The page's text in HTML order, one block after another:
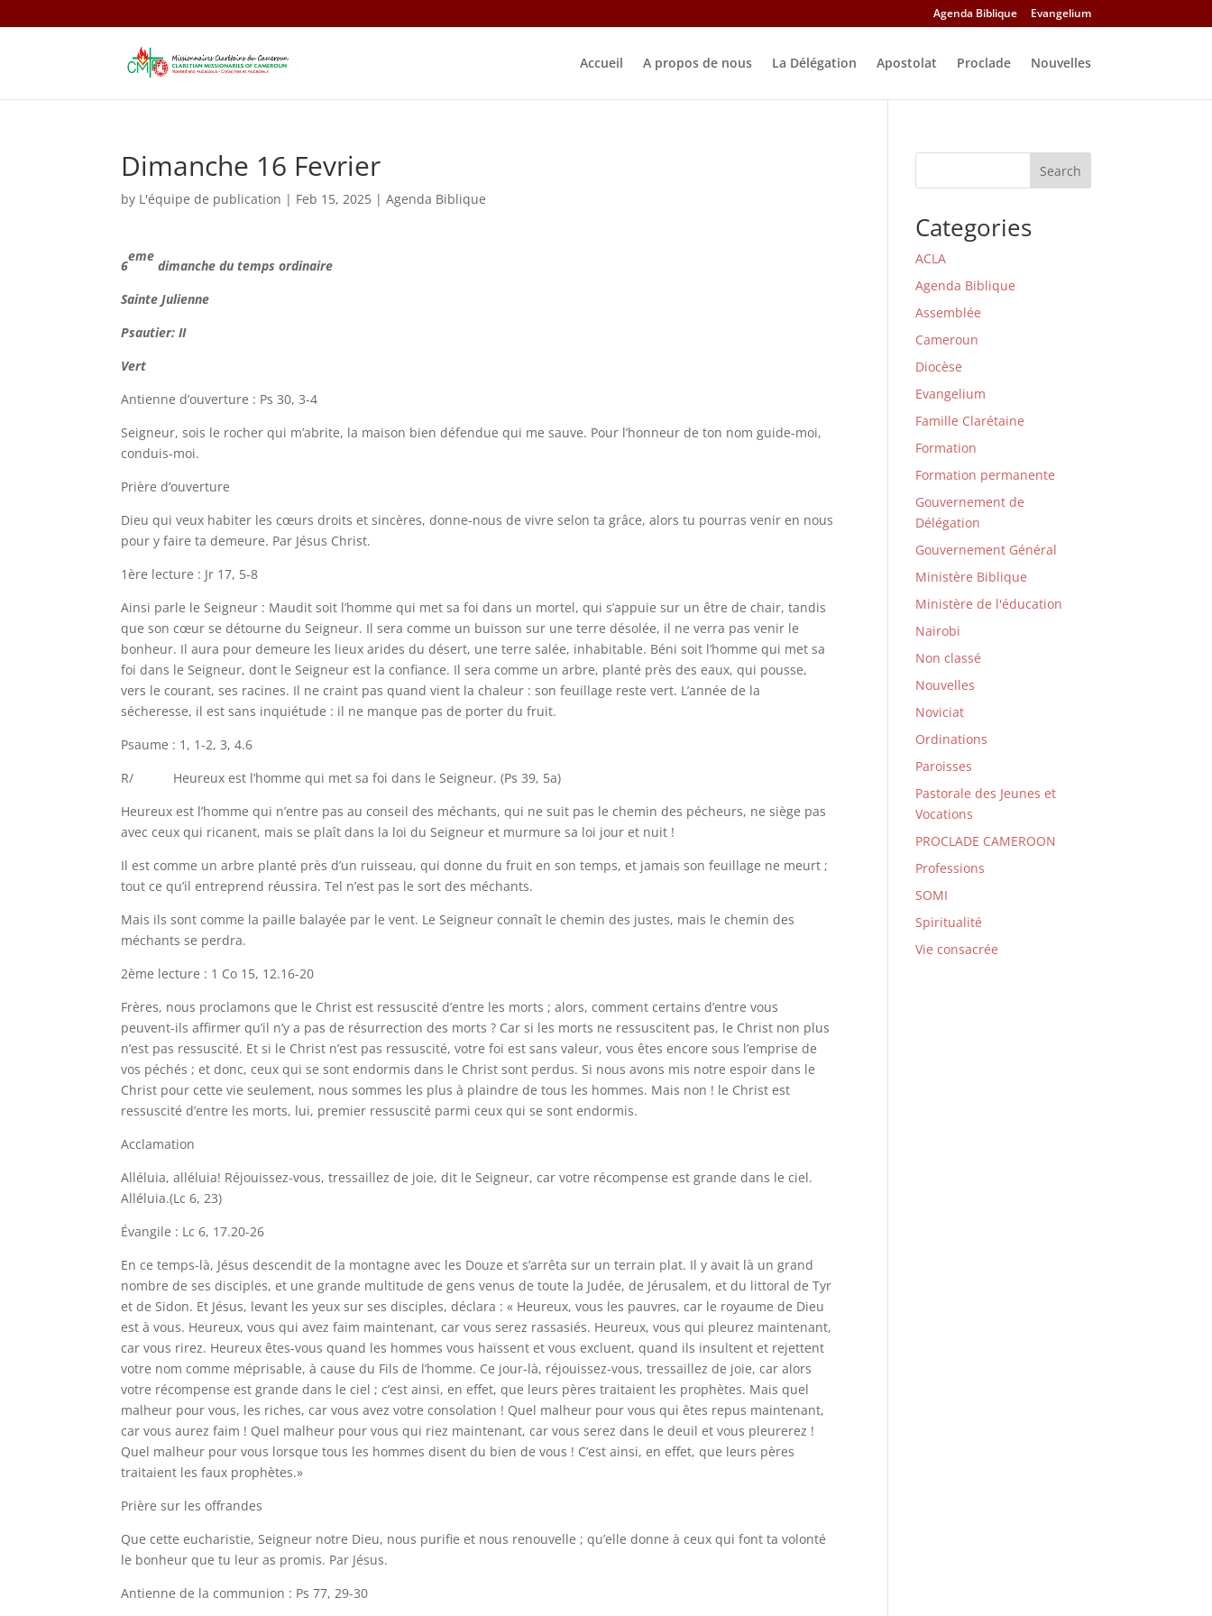
Agenda Biblique Evangelium
Accueil A propos de nous La Délégation Apostolat Proclade Nouvelles
Dimanche 16 Fevrier
by L'équipe de publication | Feb 15, 2025 |Agenda Biblique
6
eme
dimanche du temps ordinaire
Sainte Julienne
Psautier: II
Vert
Antienne d’ouverture : Ps 30, 3-4
Seigneur, sois le rocher qui m’abrite, la maison bien défendue qui me sauve. Pour l’honneur de ton nom guide-moi,
conduis-moi.
Prière d’ouverture
Dieu qui veux habiter les cœurs droits et sincères, donne-nous de vivre selon ta grâce, alors tu pourras venir en nous
pour y faire ta demeure. Par Jésus Christ.
1ère lecture : Jr 17, 5-8
Ainsi parle le Seigneur : Maudit soit l’homme qui met sa foi dans un mortel, qui s’appuie sur un être de chair, tandis
que son cœur se détourne du Seigneur. Il sera comme un buisson sur une terre désolée, il ne verra pas venir le
bonheur. Il aura pour demeure les lieux arides du désert, une terre salée, inhabitable. Béni soit l’homme qui met sa
foi dans le Seigneur, dont le Seigneur est la confiance. Il sera comme un arbre, planté près des eaux, qui pousse,
vers le courant, ses racines. Il ne craint pas quand vient la chaleur : son feuillage reste vert. L’année de la
sécheresse, il est sans inquiétude : il ne manque pas de porter du fruit.
Psaume : 1, 1-2, 3, 4.6
R/ Heureux est l’homme qui met sa foi dans le Seigneur. (Ps 39, 5a)
Heureux est l’homme qui n’entre pas au conseil des méchants, qui ne suit pas le chemin des pécheurs, ne siège pas
avec ceux qui ricanent, mais se plaît dans la loi du Seigneur et murmure sa loi jour et nuit !
Il est comme un arbre planté près d’un ruisseau, qui donne du fruit en son temps, et jamais son feuillage ne meurt ;
tout ce qu’il entreprend réussira. Tel n’est pas le sort des méchants.
Mais ils sont comme la paille balayée par le vent. Le Seigneur connaît le chemin des justes, mais le chemin des
méchants se perdra.
2ème lecture : 1 Co 15, 12.16-20
Frères, nous proclamons que le Christ est ressuscité d’entre les morts ; alors, comment certains d’entre vous
peuvent-ils affirmer qu’il n’y a pas de résurrection des morts ? Car si les morts ne ressuscitent pas, le Christ non plus
n’est pas ressuscité. Et si le Christ n’est pas ressuscité, votre foi est sans valeur, vous êtes encore sous l’emprise de
vos péchés ; et donc, ceux qui se sont endormis dans le Christ sont perdus. Si nous avons mis notre espoir dans le
Christ pour cette vie seulement, nous sommes les plus à plaindre de tous les hommes. Mais non ! le Christ est
ressuscité d’entre les morts, lui, premier ressuscité parmi ceux qui se sont endormis.
Acclamation
Alléluia, alléluia! Réjouissez-vous, tressaillez de joie, dit le Seigneur, car votre récompense est grande dans le ciel.
Alléluia.(Lc 6, 23)
Évangile : Lc 6, 17.20-26
En ce temps-là, Jésus descendit de la montagne avec les Douze et s’arrêta sur un terrain plat. Il y avait là un grand
nombre de ses disciples, et une grande multitude de gens venus de toute la Judée, de Jérusalem, et du littoral de Tyr
et de Sidon. Et Jésus, levant les yeux sur ses disciples, déclara : « Heureux, vous les pauvres, car le royaume de Dieu
est à vous. Heureux, vous qui avez faim maintenant, car vous serez rassasiés. Heureux, vous qui pleurez maintenant,
car vous rirez. Heureux êtes-vous quand les hommes vous haïssent et vous excluent, quand ils insultent et rejettent
votre nom comme méprisable, à cause du Fils de l’homme. Ce jour-là, réjouissez-vous, tressaillez de joie, car alors
votre récompense est grande dans le ciel ; c’est ainsi, en effet, que leurs pères traitaient les prophètes. Mais quel
malheur pour vous, les riches, car vous avez votre consolation ! Quel malheur pour vous qui êtes repus maintenant,
car vous aurez faim ! Quel malheur pour vous qui riez maintenant, car vous serez dans le deuil et vous pleurerez !
Quel malheur pour vous lorsque tous les hommes disent du bien de vous ! C’est ainsi, en effet, que leurs pères
traitaient les faux prophètes.»
Prière sur les offrandes
Que cette eucharistie, Seigneur notre Dieu, nous purifie et nous renouvelle ; qu’elle donne à ceux qui font ta volonté
le bonheur que tu leur as promis. Par Jésus.
Antienne de la communion : Ps 77, 29-30
Search
Categories
ACLA
Agenda Biblique
Assemblée
Cameroun
Diocèse
Evangelium
Famille Clarétaine
Formation
Formation permanente
Gouvernement de
Délégation
Gouvernement Général
Ministère Biblique
Ministère de l'éducation
Nairobi
Non classé
Nouvelles
Noviciat
Ordinations
Paroisses
Pastorale des Jeunes et
Vocations
PROCLADE CAMEROON
Professions
SOMI
Spiritualité
Vie consacrée